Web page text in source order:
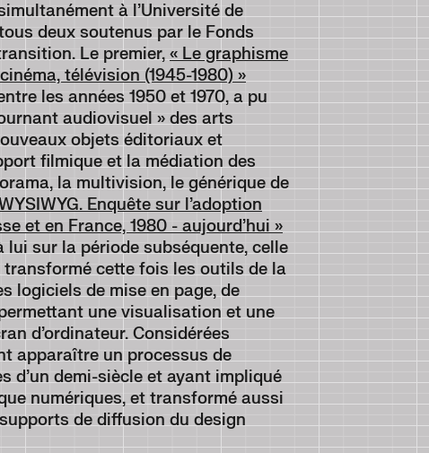
à l’Université de
deux soutenus par le Fonds
Le premier,« Le graphisme
télévision (1945-1980) »
les années 1950 et 1970, a pu
audiovisuel » des arts
objets éditoriaux et
filmique et la médiation des
la multivision, le générique de
Enquête sur l’adoption
et en France, 1980 - aujourd’hui »
sur la période subséquente, celle
transformé cette fois les outils de la
logiciels de mise en page, de
une visualisation et une
d’ordinateur. Considérées
apparaître un processus de
d’un demi-siècle et ayant impliqué
numériques, et transformé aussi
de diffusion du design